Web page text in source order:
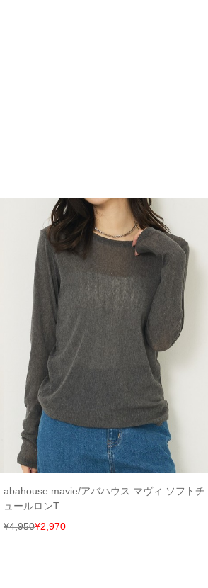
abahouse mavie/アバハウス マヴィ ソフトチ
ュールロンT
¥4,950¥2,970